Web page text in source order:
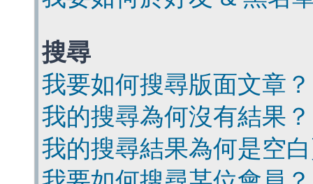
搜尋
我要如何搜尋版面文章？
我的搜尋為何沒有結果？
我的搜尋結果為何是空